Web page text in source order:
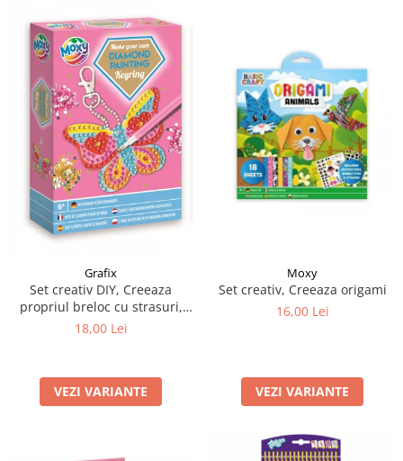
Grafix
Set creativ DIY, Creeaza
propriul breloc cu strasuri,
Diamond Paint, Grafix
18,00 Lei
VEZI VARIANTE
Moxy
Set creativ, Creeaza origami
16,00 Lei
VEZI VARIANTE